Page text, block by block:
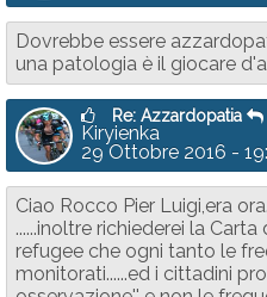
Dovrebbe essere
una patologia è il giocare
Re: Azzardopatia
Kiryienka
29 Ottobre 2016 -
Ciao Rocco Pier Luigi,era
......inoltre richiederei la
refugee che ogni tanto le
monitorati......ed i cittadini